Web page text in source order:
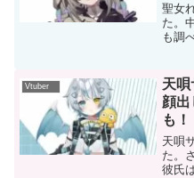
聖女
た。
も調
Vtuber
天唄
顔出
も！
天唄
た。
彼氏